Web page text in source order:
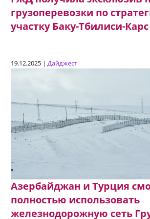
грузоперевозки по
участку Баку-Тбилиси-Карс
19.12.2025 |Дайджест
Азербайджан и Турция
полностью использовать
железнодорожную сеть